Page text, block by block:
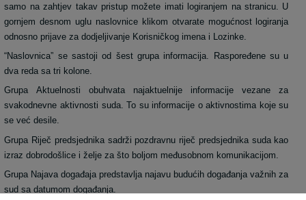
samo na zahtjev takav pristup možete imati logiranjem na stranicu. U
gornjem desnom uglu naslovnice klikom otvarate mogućnost logiranja
odnosno prijave za dodjeljivanje Korisničkog imena i Lozinke.
“Naslovnica” se sastoji od šest grupa informacija. Raspoređene su u
dva reda sa tri kolone.
Grupa Aktuelnosti obuhvata najaktuelnije informacije vezane za
svakodnevne aktivnosti suda. To su informacije o aktivnostima koje su
se već desile.
Grupa Riječ predsjednika sadrži pozdravnu riječ predsjednika suda kao
izraz dobrodošlice i želje za što boljom međusobnom komunikacijom.
Grupa Najava događaja predstavlja najavu budućih događanja važnih za
sud sa datumom događanja.